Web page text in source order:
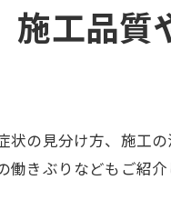
施工品質
状の見分け方、施工
きぶりなどもご紹